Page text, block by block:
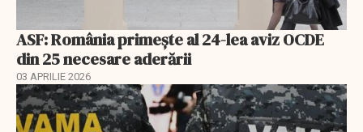
ASF: România primește al 24-lea aviz OCDE
din 25 necesare aderării
03 APRILIE 2026